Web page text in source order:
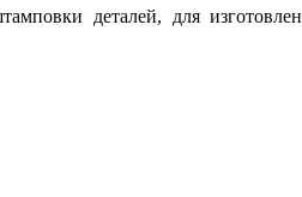
деталей, для изготовлен